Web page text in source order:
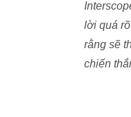
lời quá
rằng sẽ
chiến